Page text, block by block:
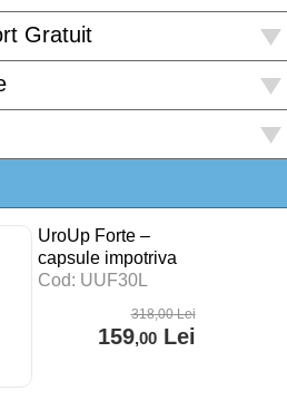
Gratuit
UroUp Forte –
capsule impotriva
prostatitei – 30 cps
Cod: UUF30L
318,00Lei
159,00Lei